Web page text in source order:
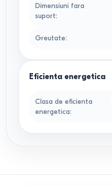
Dimensiuni fara
suport:
Greutate:
Eficienta energetica
Clasa de eficienta
energetica: